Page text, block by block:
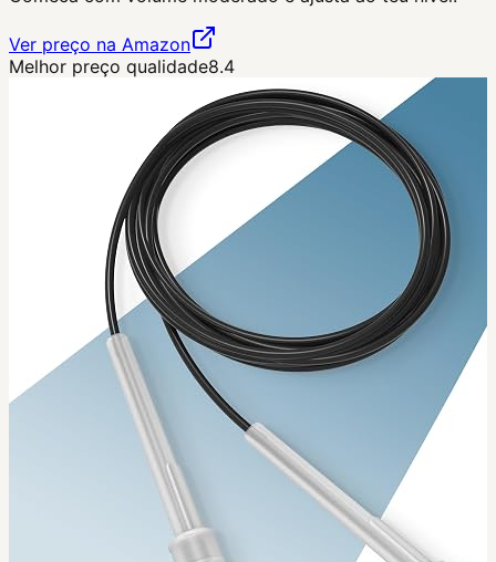
Ver preço na Amazon
Melhor preço qualidade8.4